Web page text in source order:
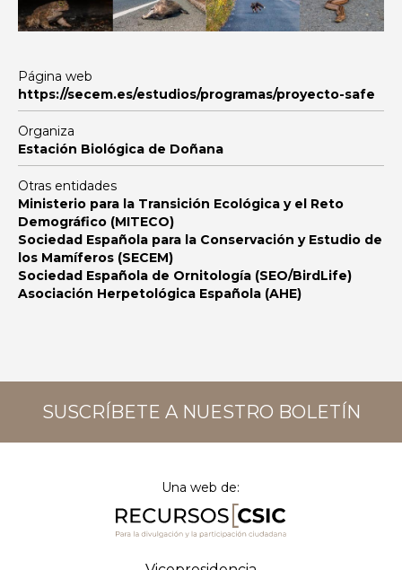
Página web
https://secem.es/estudios/programas/proyecto-safe
Organiza
Estación Biológica de Doñana
Otras entidades
Ministerio para la Transición Ecológica y el Reto
Demográfico (MITECO)
Sociedad Española para la Conservación y Estudio de
los Mamíferos (SECEM)
Sociedad Española de Ornitología (SEO/BirdLife)
Asociación Herpetológica Española (AHE)
SUSCRÍBETE A NUESTRO BOLETÍN
Una web de: